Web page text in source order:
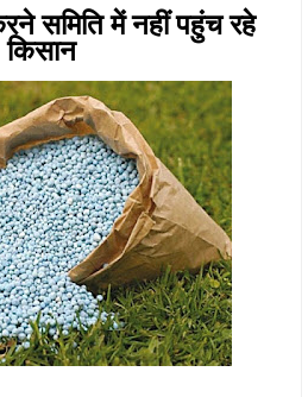
समिति में नहीं पहुंच रहे
किसान